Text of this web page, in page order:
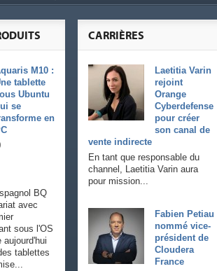
CARRIÈRES
Laetitia Varin
rejoint
Orange
Cyberdefense
pour créer
son canal de
vente indirecte
En tant que responsable du
channel, Laetitia Varin aura
pour mission...
Fabien Petiau
nommé vice-
président de
Cloudera
France
M10 :
tablette
Ubuntu
se
en
BQ
avec
sous l'OS
aujourd'hui
tablettes